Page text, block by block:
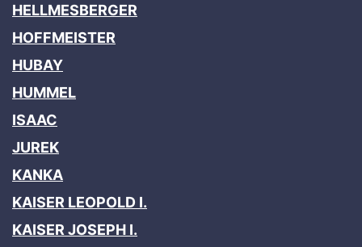
HELLMESBERGER
HOFFMEISTER
HUBAY
HUMMEL
ISAAC
JUREK
KANKA
KAISER LEOPOLD I.
KAISER JOSEPH I.